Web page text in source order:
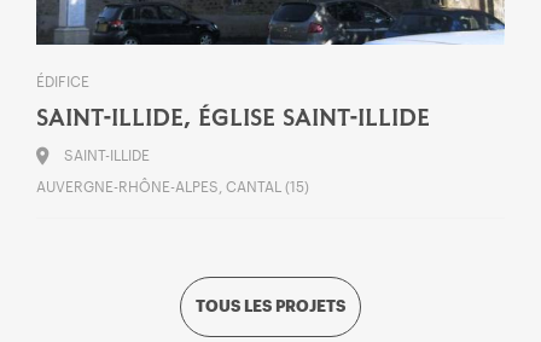
TOUS LES PROJETS
ÉDIFICE
SAINT-ILLIDE, ÉGLISE SAINT-ILLIDE
SAINT-ILLIDE
AUVERGNE-RHÔNE-ALPES, CANTAL (15)